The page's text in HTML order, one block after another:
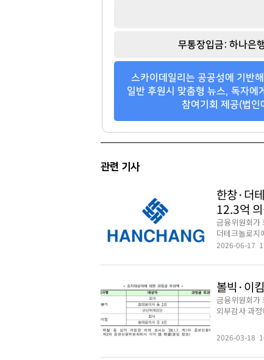
무통장입금: 하나
스카이데일리는 공공성에 기반
일반 후원시 맞춤형 뉴스, 독자에
참여기회 제공(법
관련 기사
한창·더
12.3억 의
금융위원회가
더테크놀로지
2026-06-17
볼빅·이
금융위원회가
외부감사 과정
2026-03-18